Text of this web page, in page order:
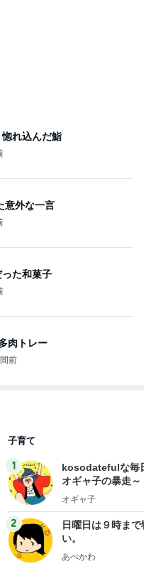
れ込んだ鮨
意外な一言
た和菓子
肉トレー
前
子育て
1
kosodatefulな毎
オギャ子の暴走～
オギャ子
2
日曜日は９時まで
い。
あべかわ